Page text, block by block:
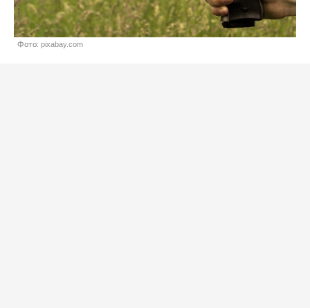
Фото: pixabay.com